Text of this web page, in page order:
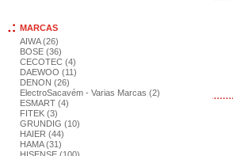
MARCAS
AIWA (26)
BOSE (36)
CECOTEC (4)
DAEWOO (11)
DENON (26)
ElectroSacavém - Varias Marcas (2)
ESMART (4)
FITEK (3)
GRUNDIG (10)
HAIER (44)
HAMA (31)